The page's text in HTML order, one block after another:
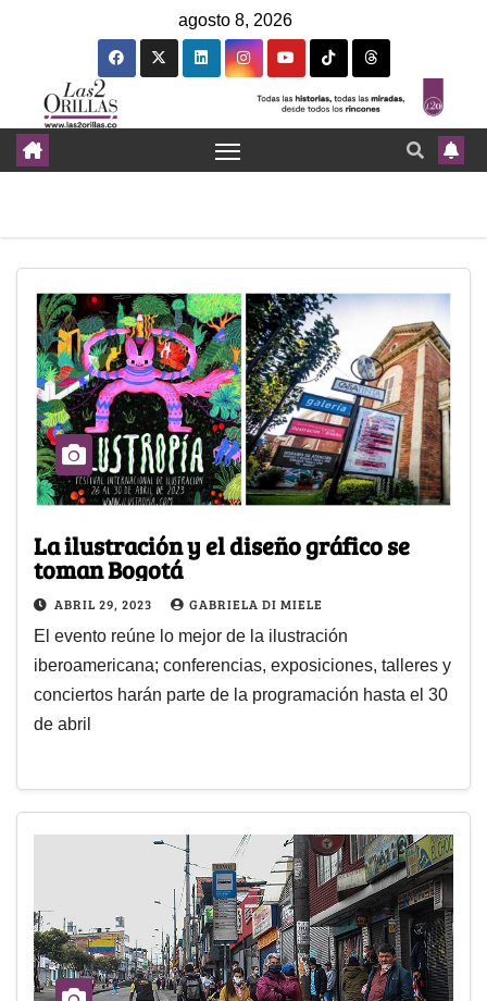
agosto 8, 2026
La ilustración y el diseño gráfico se
toman Bogotá
ABRIL 29, 2023 GABRIELA DI MIELE
El evento reúne lo mejor de la ilustración
iberoamericana; conferencias, exposiciones, talleres y
conciertos harán parte de la programación hasta el 30
de abril